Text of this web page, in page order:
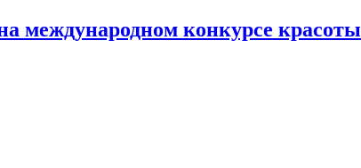
международном конкурсе красоты